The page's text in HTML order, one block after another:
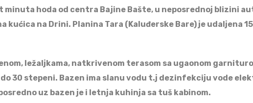
minuta hoda od centra Bajine Bašte, u neposrednoj blizini
kućica na Drini. Planina Tara (Kaluđerske Bare) je udaljena
ležaljkama, natkrivenom terasom sa ugaonom
30 stepeni. Bazen ima slanu vodu t.j dezinfekciju vode
uz bazen je i letnja kuhinja sa tuš kabinom.